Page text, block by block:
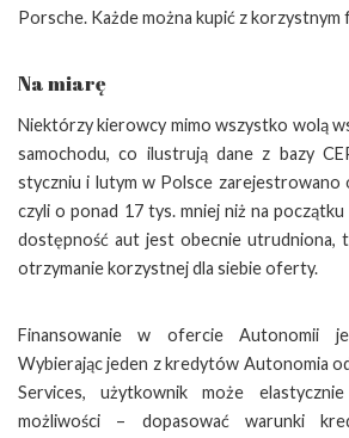
Porsche. Każde można kupić z korzystnym
Na miarę
Niektórzy kierowcy mimo wszystko wolą
samochodu, co ilustrują dane z bazy
styczniu i lutym w Polsce zarejestrowano
czyli o ponad 17 tys. mniej niż na
dostępność aut jest obecnie utrudniona,
otrzymanie korzystnej dla siebie oferty.
Finansowanie w ofercie Autonomii
Wybierając jeden z kredytów Autonomia
Services, użytkownik może
możliwości – dopasować warunki